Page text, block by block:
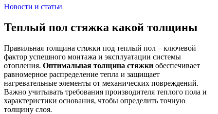
Новости и статьи
Теплый пол стяжка какой толщины
Правильная толщина стяжки под теплый пол – ключевой
фактор успешного монтажа и эксплуатации системы
отопления. Оптимальная толщина стяжки обеспечивает
равномерное распределение тепла и защищает
нагревательные элементы от механических повреждений.
Важно учитывать требования производителя теплого пола и
характеристики основания, чтобы определить точную
толщину слоя.